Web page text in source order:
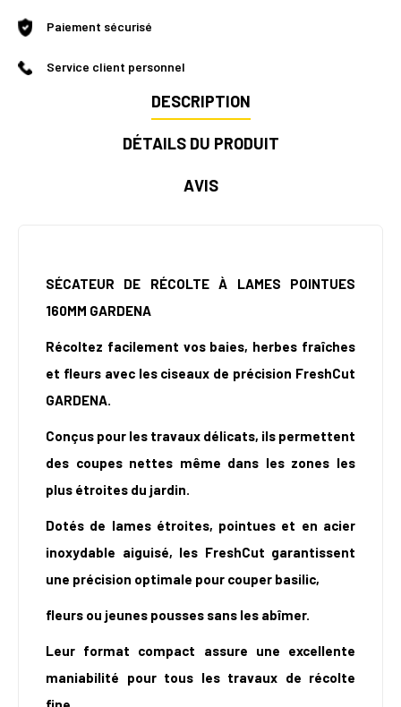
Paiement sécurisé
Service client personnel
DESCRIPTION
DÉTAILS DU PRODUIT
AVIS
SÉCATEUR DE RÉCOLTE À LAMES POINTUES
160MM GARDENA
Récoltez facilement vos baies, herbes fraîches
et fleurs avec les ciseaux de précision FreshCut
GARDENA.
Conçus pour les travaux délicats, ils permettent
des coupes nettes même dans les zones les
plus étroites du jardin.
Dotés de lames étroites, pointues et en acier
inoxydable aiguisé, les FreshCut garantissent
une précision optimale pour couper basilic,
fleurs ou jeunes pousses sans les abîmer.
Leur format compact assure une excellente
maniabilité pour tous les travaux de récolte